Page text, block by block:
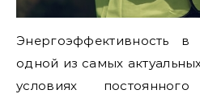
Энергоэффективность в
одной из самых
условиях